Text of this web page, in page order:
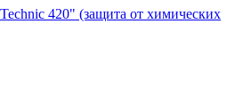
420" (защита от химических